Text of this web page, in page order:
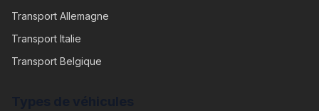
Transport Allemagne
Transport Italie
Transport Belgique